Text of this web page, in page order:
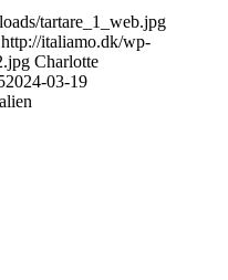
tartare_1_web.jpg
http://italiamo.dk/wp-
Charlotte
2024-03-19